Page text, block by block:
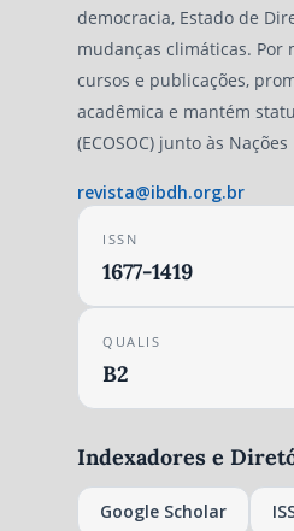
democracia, Estado de
mudanças climáticas. Por
cursos e publicações,
acadêmica e mantém
(ECOSOC) junto às
revista@ibdh.org.br
ISSN
1677-1419
QUALIS
B2
Indexadores e
Google Scholar